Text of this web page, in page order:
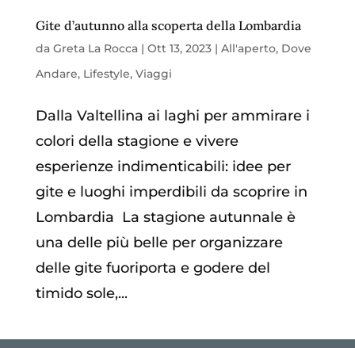
Gite d’autunno alla scoperta della Lombardia
da Greta La Rocca| Ott 13, 2023| All'aperto, Dove
Andare, Lifestyle, Viaggi
Dalla Valtellina ai laghi per ammirare i
colori della stagione e vivere
esperienze indimenticabili: idee per
gite e luoghi imperdibili da scoprire in
Lombardia La stagione autunnale è
una delle più belle per organizzare
delle gite fuoriporta e godere del
timido sole,...